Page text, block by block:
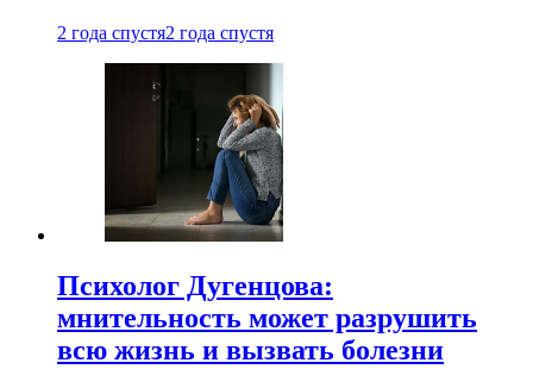
2 года спустя2 года спустя
Психолог Дугенцова:
мнительность может разрушить
всю жизнь и вызвать болезни